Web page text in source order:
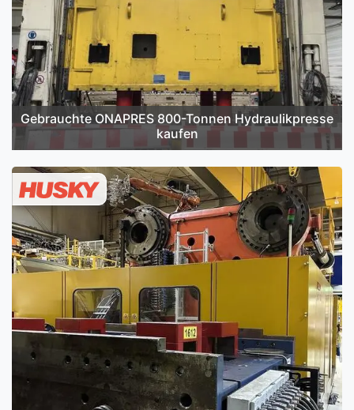
Gebrauchte ONAPRES 800-Tonnen Hydraulikpresse
kaufen